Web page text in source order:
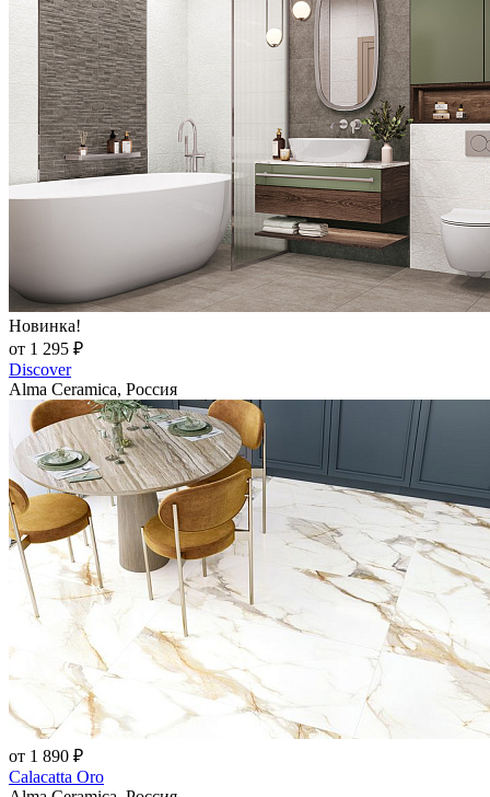
Новинка!
от 1 295 ₽
Discover
Alma Ceramica, Россия
от 1 890 ₽
Calacatta Oro